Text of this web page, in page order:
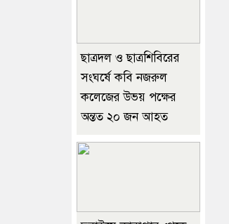
ছাত্রদল ও ছাত্রশিবিরের
সংঘর্ষে কবি নজরুল
কলেজের উভয় পক্ষের
অন্তত ২০ জন আহত